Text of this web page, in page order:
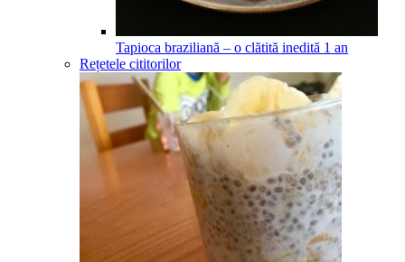
Tapioca braziliană – o clătită inedită 1 an
Rețetele cititorilor